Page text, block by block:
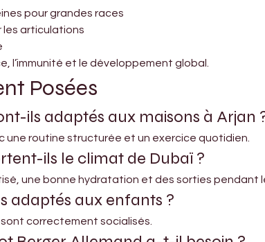
pour grandes races
les articulations
l’immunité et le développement global.
Posées
ils adaptés aux maisons à Arjan
une routine structurée et un exercice quotidien.
ils le climat de Dubaï ?
une bonne hydratation et des sorties pendant
adaptés aux enfants ?
correctement socialisés.